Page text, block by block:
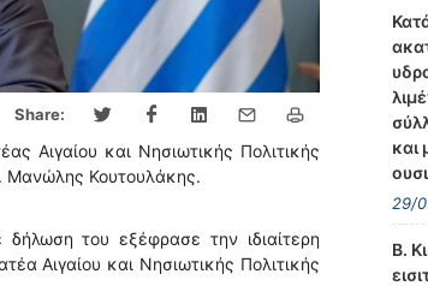
Share:
Αιγαίου και Νησιωτικής Πολιτικής
Μανώλης Κουτουλάκης.
του εξέφρασε την ιδιαίτερη
Αιγαίου και Νησιωτικής Πολιτικής
και
29/
Β.